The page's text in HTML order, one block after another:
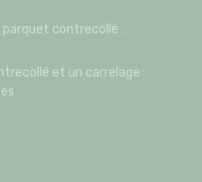
contrecollé :
et un carrelage :